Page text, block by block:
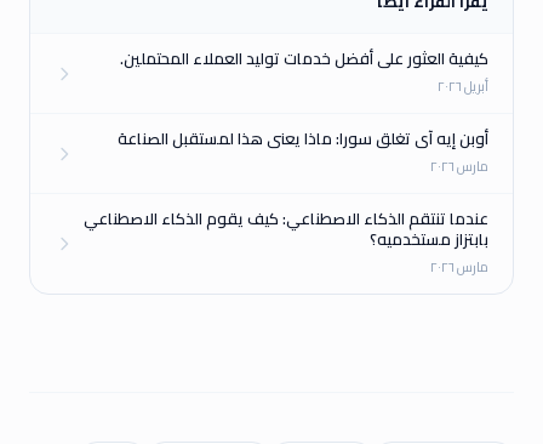
كيفية العثور على أفضل خدمات توليد العملاء المحتملين.
أبريل ٢٠٢٦
أوبن إيه آي تغلق سورا: ماذا يعني هذا لمستقبل الصناعة
مارس ٢٠٢٦
عندما تنتقم الذكاء الاصطناعي: كيف يقوم الذكاء الاصطناعي
بابتزاز مستخدميه؟
مارس ٢٠٢٦